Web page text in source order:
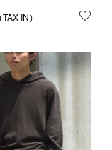
録する